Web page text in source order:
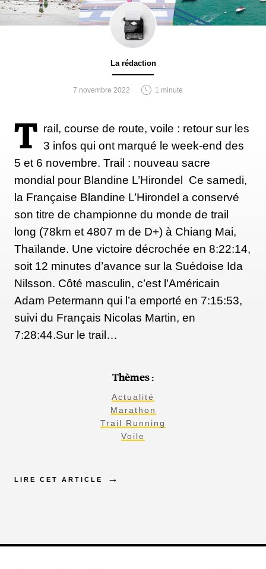
La rédaction
7 novembre 2022 1 minute
T rail, course de route, voile : retour sur les
3 infos qui ont marqué le week-end des
5 et 6 novembre. Trail : nouveau sacre
mondial pour Blandine L’Hirondel Ce samedi,
la Française Blandine L’Hirondel a conservé
son titre de championne du monde de trail
long (78km et 4807 m de D+) à Chiang Mai,
Thaïlande. Une victoire décrochée en 8:22:14,
soit 12 minutes d’avance sur la Suédoise Ida
Nilsson. Côté masculin, c’est l’Américain
Adam Petermann qui l’a emporté en 7:15:53,
suivi du Français Nicolas Martin, en
7:28:44.Sur le trail…
Thèmes :
Actualité
Marathon
Trail Running
Voile
LIRE CET ARTICLE